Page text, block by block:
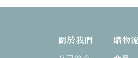
關於我們 購物